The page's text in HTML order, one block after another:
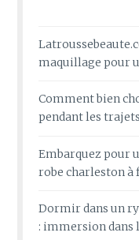
maquillage pour
Comment bien
pendant les
Embarquez pour
robe charleston
Dormir dans un
: immersion